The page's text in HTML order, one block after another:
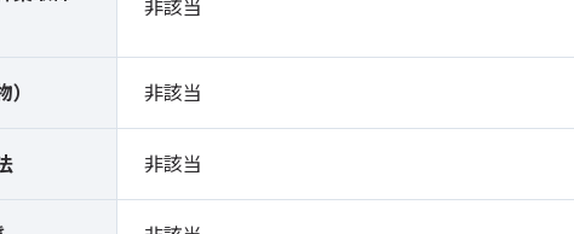
非該当
非該当
非該当